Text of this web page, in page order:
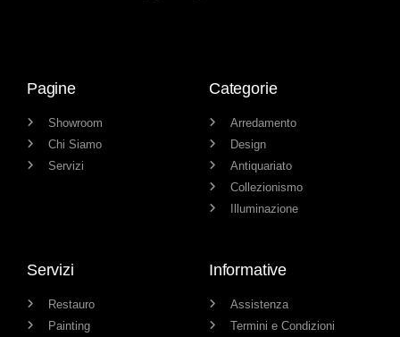
Pagine
Showroom
Chi Siamo
Servizi
Categorie
Arredamento
Design
Antiquariato
Collezionismo
Illuminazione
Servizi
Restauro
Painting
Informative
Assistenza
Termini e Condizioni